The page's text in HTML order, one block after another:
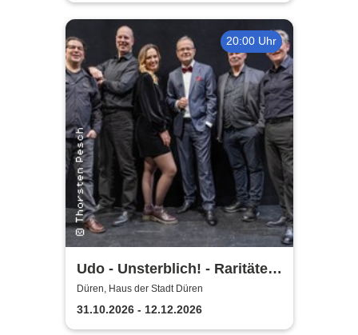
20:00 Uhr
Udo - Unsterblich! - Raritäten-
Band
Düren, Haus der Stadt Düren
31.10.2026 - 12.12.2026